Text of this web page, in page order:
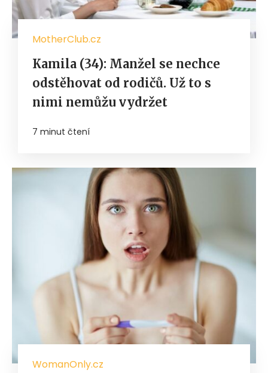
MotherClub.cz
Kamila (34): Manžel se nechce
odstěhovat od rodičů. Už to s
nimi nemůžu vydržet
7 minut čtení
WomanOnly.cz